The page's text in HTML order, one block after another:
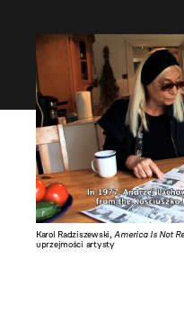
Karol Radziszewski, America Is Not
uprzejmości artysty